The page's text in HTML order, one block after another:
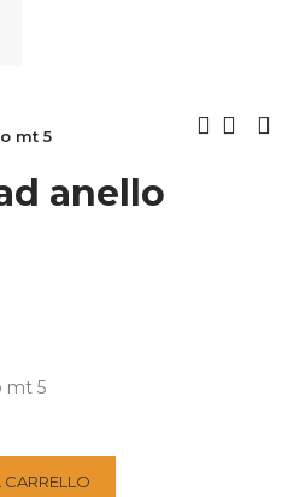
mt 5
anello
mt 5
CARRELLO